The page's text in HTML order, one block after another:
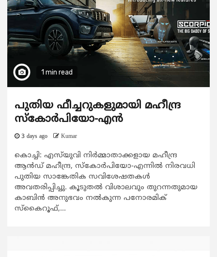
1 min read
പുതിയ ഫീച്ചറുകളുമായി മഹീന്ദ്ര
സ്കോർപിയോ-എൻ
3 days ago Kumar
കൊച്ചി: എസ്‌യുവി നിർമ്മാതാക്കളായ മഹീന്ദ്ര
ആൻഡ് മഹീന്ദ്ര, സ്കോർപിയോ-എന്നിൽ നിരവധി
പുതിയ സാങ്കേതിക സവിശേഷതകൾ
അവതരിപ്പിച്ചു. കൂടുതൽ വിശാലവും തുറന്നതുമായ
കാബിൻ അനുഭവം നൽകുന്ന പനോരമിക്
സ്കൈറൂഫ്,...